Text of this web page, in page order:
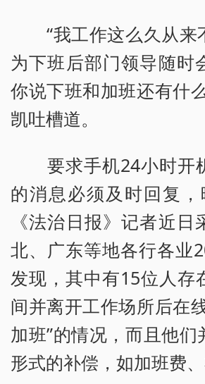
“我工作这么久从来
为下班后部门领导随时
你说下班和加班还有什
凯吐槽道。
要求手机24小时开
的消息必须及时回复
《法治日报》记者近
北、广东等地各行各业
发现，其中有15位人存
间并离开工作场所后在
加班”的情况，而且他
形式的补偿，如加班费、